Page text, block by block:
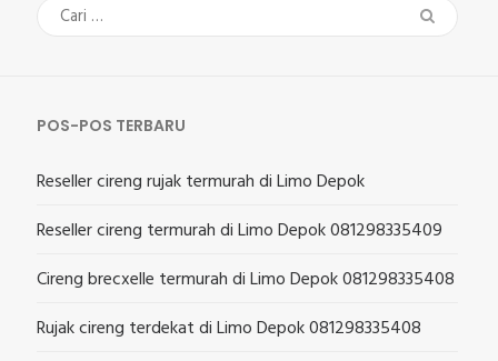
Cari
untuk:
POS-POS TERBARU
Reseller cireng rujak termurah di Limo Depok
Reseller cireng termurah di Limo Depok 081298335409
Cireng brecxelle termurah di Limo Depok 081298335408
Rujak cireng terdekat di Limo Depok 081298335408